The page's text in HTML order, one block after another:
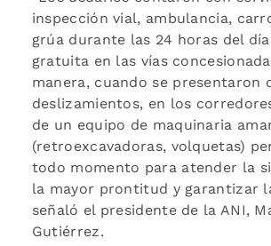
inspección vial, ambulancia,
grúa durante las 24 horas del
gratuita en las vías
manera, cuando se presentaron
deslizamientos, en los
de un equipo de maquinaria
(retroexcavadoras, volquetas)
todo momento para atender la
la mayor prontitud y garantizar
señaló el presidente de la ANI,
Gutiérrez.